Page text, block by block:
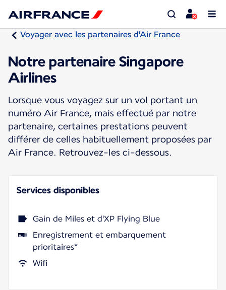
Voyager avec les partenaires d'Air France
Notre partenaire Singapore
Airlines
Lorsque vous voyagez sur un vol portant un
numéro Air France, mais effectué par notre
partenaire, certaines prestations peuvent
différer de celles habituellement proposées par
Air France. Retrouvez-les ci-dessous.
Services disponibles
Gain de Miles et d'XP Flying Blue
Enregistrement et embarquement
prioritaires*
Wifi